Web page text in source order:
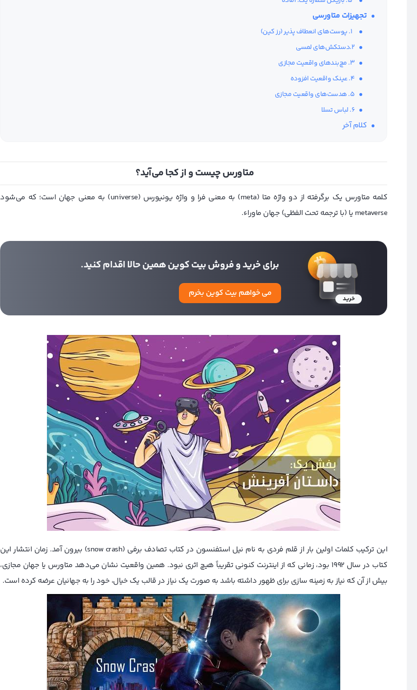
تجهیزات متاورسی
2.دستکش‌های لمسی
3. مچ‌بندهای واقعیت مجازی
4. عینک واقعیت افزوده
5. هدست‌های واقعیت مجازی
6. لباس تسلا
کلام آخر
متاورس چیست و از کجا می‌آید؟
کلمه متاورس یک برگرفته از دو واژه متا (meta) به معنی فرا و واژه یونیورس (universe) به معنی جهان است؛ که می‌شود
metaverse یا (با ترجمه تحت الفظی) جهان ماوراء.
برای خرید و فروش بیت کوین همین حالا اقدام کنید.
می خواهم بیت کوین بخرم
این ترکیب کلمات اولین بار از قلم فردی به نام نیل استفنسون در کتاب تصادف برفی (snow crash) بیرون آمد. زمان انتشار این
کتاب در سال 1992 بود، زمانی که از اینترنت کنونی تقریباً هیچ اثری نبود. همین واقعیت نشان می‌دهد متاورس یا جهان مجازی،
بیش از آن که نیاز به زمینه سازی برای ظهور داشته باشد به صورت یک نیاز در قالب یک خیال، خود را به جهانیان عرضه کرده است.